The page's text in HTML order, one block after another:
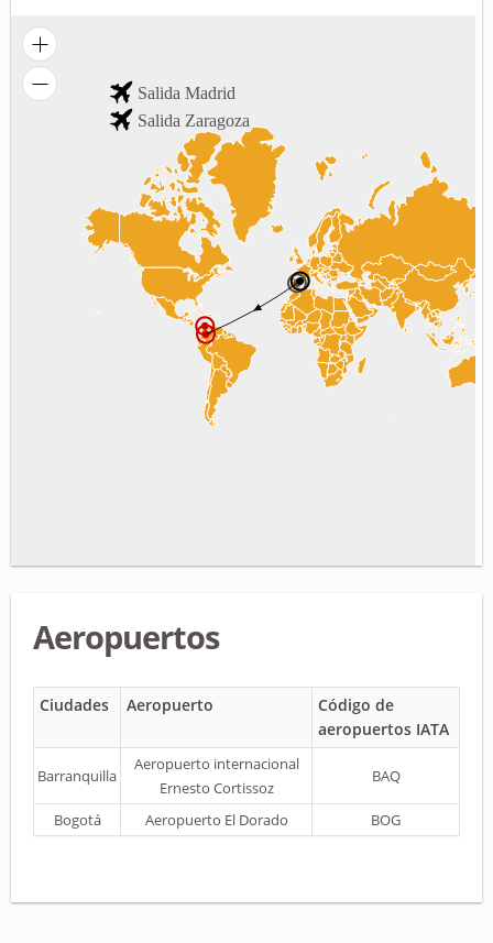
Salida Madrid
Salida Zaragoza
Aeropuertos
Ciudades Aeropuerto
Código de
aeropuertos IATA
Barranquilla
Aeropuerto internacional
Ernesto Cortissoz
BAQ
Bogotá Aeropuerto El Dorado BOG